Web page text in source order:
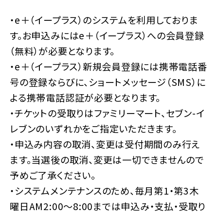
・e＋（イープラス）のシステムを利用しておりま
す。お申込みにはe＋（イープラス）への会員登録
（無料）が必要となります。
・e＋（イープラス）新規会員登録には携帯電話番
号の登録ならびに、ショートメッセージ（SMS）に
よる携帯電話認証が必要となります。
・チケットの受取りはファミリーマート、セブン-イ
レブンのいずれかをご指定いただきます。
・申込み内容の取消、変更は受付期間のみ行え
ます。当選後の取消、変更は一切できませんので
予めご了承ください。
・システムメンテナンスのため、毎月第1・第3木
曜日AM2:00～8:00までは申込み・支払・受取り